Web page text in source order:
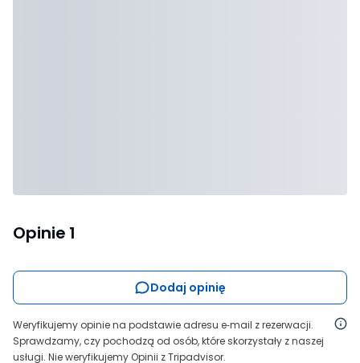
Opinie 1
Dodaj opinię
Weryfikujemy opinie na podstawie adresu e‑mail z rezerwacji.
Sprawdzamy, czy pochodzą od osób, które skorzystały z naszej
usługi. Nie weryfikujemy Opinii z Tripadvisor.